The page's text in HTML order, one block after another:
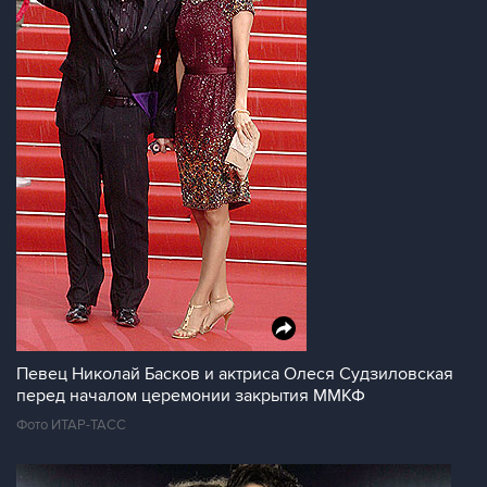
Певец Николай Басков и актриса Олеся Судзиловская
перед началом церемонии закрытия ММКФ
Фото ИТАР-ТАСС